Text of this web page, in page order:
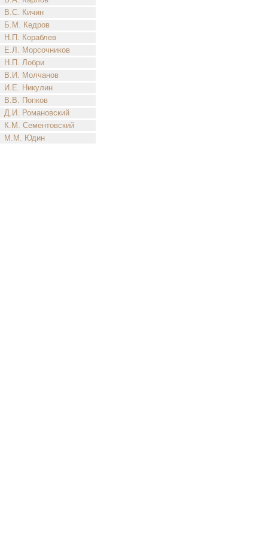
В.С. Кичин
Б.М. Кедров
Н.П. Кораблев
Е.Л. Морсочников
Н.П. Лобри
В.И. Молчанов
И.Е. Никулин
В.В. Попков
Д.И. Романовский
К.М. Сементовский
М.М. Юдин